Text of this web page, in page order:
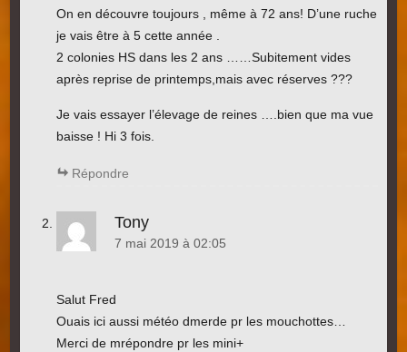
On en découvre toujours , même à 72 ans! D’une ruche
je vais être à 5 cette année .
2 colonies HS dans les 2 ans ……Subitement vides
après reprise de printemps,mais avec réserves ???
Je vais essayer l’élevage de reines ….bien que ma vue
baisse ! Hi 3 fois.
Répondre
Tony
7 mai 2019 à 02:05
Salut Fred
Ouais ici aussi météo dmerde pr les mouchottes…
Merci de mrépondre pr les mini+